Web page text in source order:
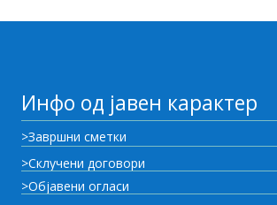
Инфо од јавен карактер
>Завршни сметки
>Склучени договори
>Објавени огласи